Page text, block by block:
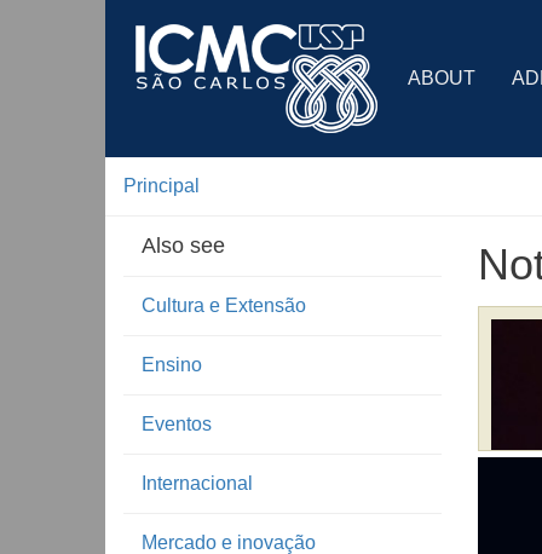
ABOUT
Principal
Also see
Cultura e Extensão
Ensino
Eventos
Internacional
Mercado e inovação